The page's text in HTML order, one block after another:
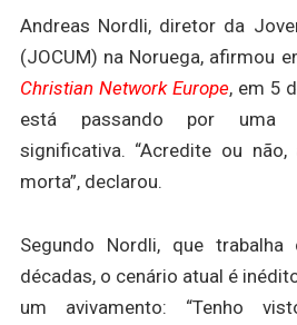
Andreas Nordli, diretor da
(JOCUM) na Noruega, afirmou
Christian Network Europe, em 5
está passando por uma
significativa. “Acredite ou
morta”, declarou.
Segundo Nordli, que
décadas, o cenário atual é
um avivamento: “Tenho